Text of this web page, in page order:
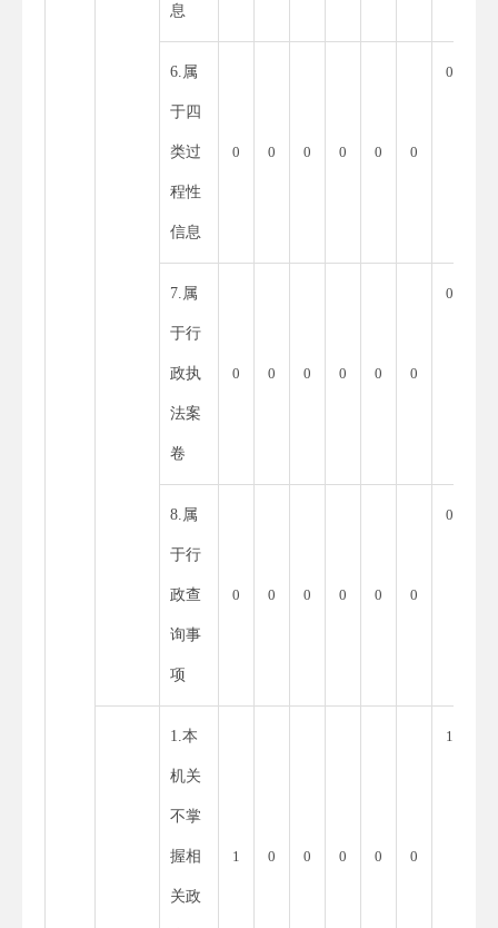
息
6.属
于四
类过
程性
信息
0 0 0 0 0 0
0
7.属
于行
政执
法案
卷
0 0 0 0 0 0
0
8.属
于行
政查
询事
项
0 0 0 0 0 0
0
1.本
机关
不掌
握相
关政
1 0 0 0 0 0
1